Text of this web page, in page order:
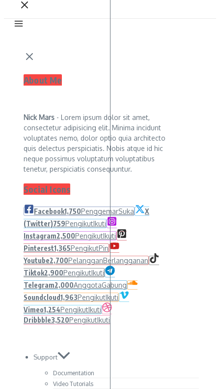
About Me
Nick Mars - Lorem ipsum dolor sit amet,
consectetur adipisicing elit. Minima incidunt
voluptates nemo, dolor optio quia architecto
quis delectus perspiciatis. Nobis atque id hic
neque possimus voluptatum voluptatibus
tenetur, perspiciatis consequuntur.
Social Icons
Facebook1,750PenggemarSuka
X
(Twitter)759PengikutIkuti
Instagram2,500PengikutIkuti
Pinterest1,365PengikutPin
Youtube2,700PelangganBerlangganan
Tiktok2,900PengikutIkuti
Telegram2,000AnggotaGabung
Soundcloud1,963PengikutIkuti
Vimeo1,254PengikutIkuti
Dribbble3,520PengikutIkuti
Support
Documentation
Video Tutorials